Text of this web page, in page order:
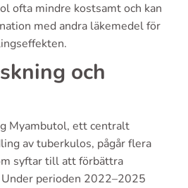
ofta mindre kostsamt och kan
med andra läkemedel för
och
Myambutol, ett centralt
av tuberkulos, pågår flera
syftar till att förbättra
perioden 2022–2025